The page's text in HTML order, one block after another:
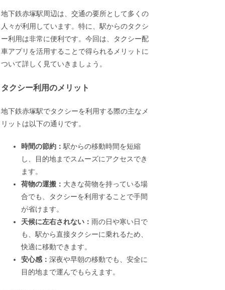
地下鉄赤塚駅周辺は、交通の要所として多くの
人々が利用しています。特に、駅からのタクシ
ー利用は非常に便利です。今回は、タクシー配
車アプリを活用することで得られるメリットに
ついて詳しく見ていきましょう。
タクシー利用のメリット
地下鉄赤塚駅でタクシーを利用する際の主なメ
リットは以下の通りです。
時間の節約：駅からの移動時間を短縮
し、目的地までスムーズにアクセスでき
ます。
荷物の運搬： 大きな荷物を持っている場
合でも、タクシーを利用することで手間
が省けます。
天候に左右されない： 雨の日や寒い日で
も、駅から直接タクシーに乗れるため、
快適に移動できます。
安心感：深夜や早朝の移動でも、安全に
目的地まで運んでもらえます。